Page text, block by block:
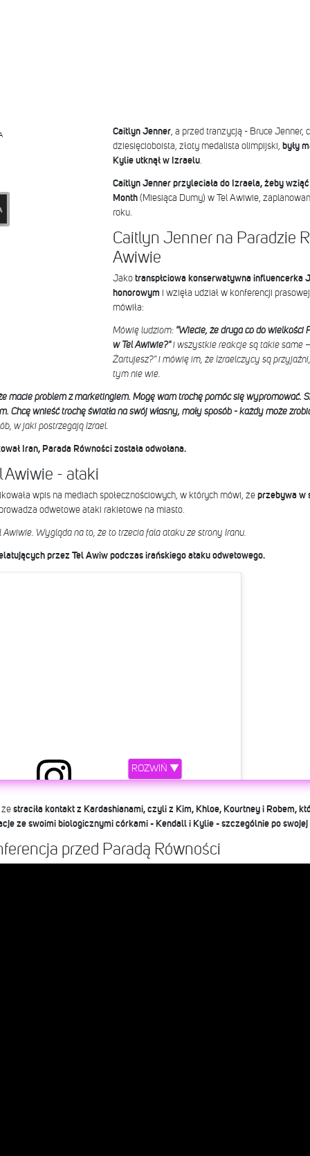
Caitlyn Jenner, a przed tranzycją - Bruce Jenner,
dziesięcioboista, złoty medalista olimpijski, były
Kylie utknął w Izraelu.
Caitlyn Jenner przyleciała do Izraela, żeby
Month(Miesiąca Dumy) w Tel Awiwie,
roku.
Caitlyn Jenner na Paradzie
Awiwie
Jako transpłciowa konserwatywna influencerka
honorowym
i wzięła udział w konferencji
mówiła:
Mówię ludziom: "Wiecie, że druga co do wielkości
w Tel Awiwie?"i wszystkie reakcje są takie same
Żartujesz?" i mówię im, że Izraelczycy są
tym nie wie.
macie problem z marketingiem. Mogę wam trochę pomóc się wypromować.
Chcę wnieść trochę światła na swój własny, mały sposób - każdy może
w jaki postrzegają Izrael.
Iran, Parada Równości została odwołana.
Awiwie - ataki
wpis na mediach społecznościowych, w których mówi, że przebywa w
odwetowe ataki rakietowe na miasto.
Wygląda na to, że to trzecia fala ataku ze strony Iranu.
przez Tel Awiw podczas irańskiego ataku odwetowego.
this post on Instagram
ROZWIŃ ▼
że straciła kontakt z Kardashianami, czyli z Kim, Khloe, Kourtney i Robem,
ze swoimi biologicznymi córkami - Kendall i Kylie - szczególnie po
przed Paradą Równości